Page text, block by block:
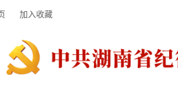
加入收藏